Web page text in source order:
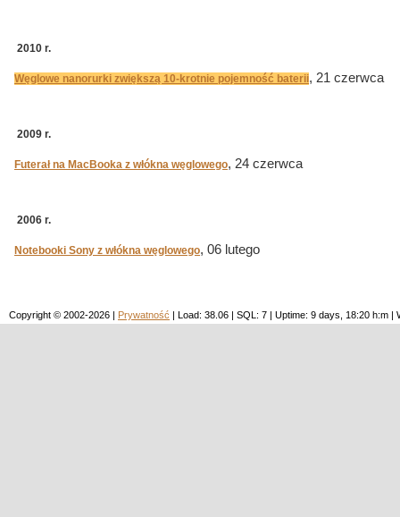
2010 r.
Węglowe nanorurki zwiększą 10-krotnie pojemność baterii, 21 czerwca
2009 r.
Futerał na MacBooka z włókna węglowego, 24 czerwca
2006 r.
Notebooki Sony z włókna węglowego, 06 lutego
Copyright © 2002-2026 | Prywatność | Load: 38.06 | SQL: 7 | Uptime: 9 days, 18:20 h:m